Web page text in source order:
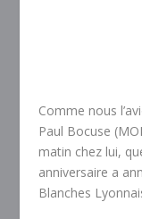
Comme nous
Paul Bocuse
matin chez lui,
anniversaire a
Blanches